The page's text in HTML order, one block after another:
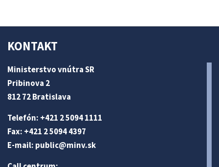
KONTAKT
Ministerstvo vnútra SR
Pribinova 2
812 72 Bratislava
Telefón: +421 2 5094 1111
Fax: +421 2 5094 4397
E-mail: public@minv.sk